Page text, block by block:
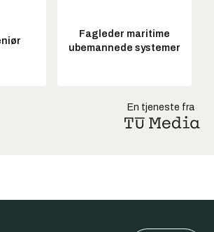
Fagleder maritime
ubemannede systemer
En tjeneste fra